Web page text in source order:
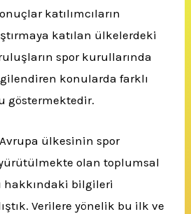
katılımcıların
katılan ülkelerdeki
spor kurullarında
konularda farklı
göstermektedir.
ülkesinin spor
olan toplumsal
hakkındaki bilgileri
Verilere yönelik bu ilk ve